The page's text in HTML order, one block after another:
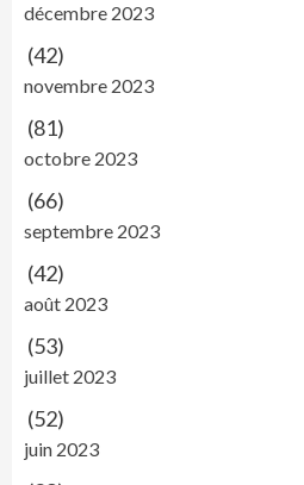
décembre 2023
(42)
novembre 2023
(81)
octobre 2023
(66)
septembre 2023
(42)
août 2023
(53)
juillet 2023
(52)
juin 2023